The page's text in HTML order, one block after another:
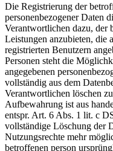
Die Registrierung der
personenbezogener Daten
Verantwortlichen dazu, der
Leistungen anzubieten, die
registrierten Benutzern
Personen steht die
angegebenen
vollständig aus dem
Verantwortlichen löschen
Aufbewahrung ist aus
entspr. Art. 6 Abs. 1 lit. c
vollständige Löschung der
Nutzungsrechte mehr
betroffenen person